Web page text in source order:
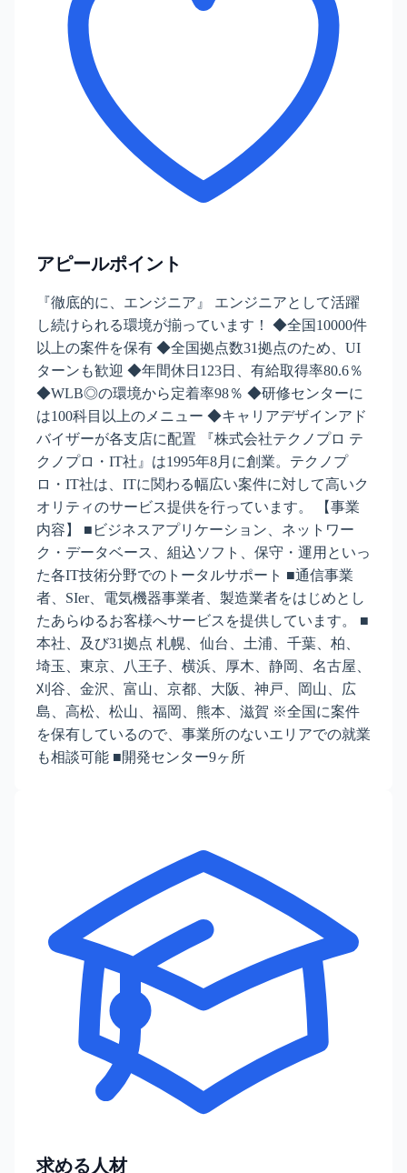
アピールポイント
『徹底的に、エンジニア』 エンジニアとして活躍
し続けられる環境が揃っています！ ◆全国10000件
以上の案件を保有 ◆全国拠点数31拠点のため、UI
ターンも歓迎 ◆年間休日123日、有給取得率80.6％
◆WLB◎の環境から定着率98％ ◆研修センターに
は100科目以上のメニュー ◆キャリアデザインアド
バイザーが各支店に配置 『株式会社テクノプロ テ
クノプロ・IT社』は1995年8月に創業。テクノプ
ロ・IT社は、ITに関わる幅広い案件に対して高いク
オリティのサービス提供を行っています。 【事業
内容】 ■ビジネスアプリケーション、ネットワー
ク・データベース、組込ソフト、保守・運用といっ
た各IT技術分野でのトータルサポート ■通信事業
者、SIer、電気機器事業者、製造業者をはじめとし
たあらゆるお客様へサービスを提供しています。 ■
本社、及び31拠点 札幌、仙台、土浦、千葉、柏、
埼玉、東京、八王子、横浜、厚木、静岡、名古屋、
刈谷、金沢、富山、京都、大阪、神戸、岡山、広
島、高松、松山、福岡、熊本、滋賀 ※全国に案件
を保有しているので、事業所のないエリアでの就業
も相談可能 ■開発センター9ヶ所
求める人材